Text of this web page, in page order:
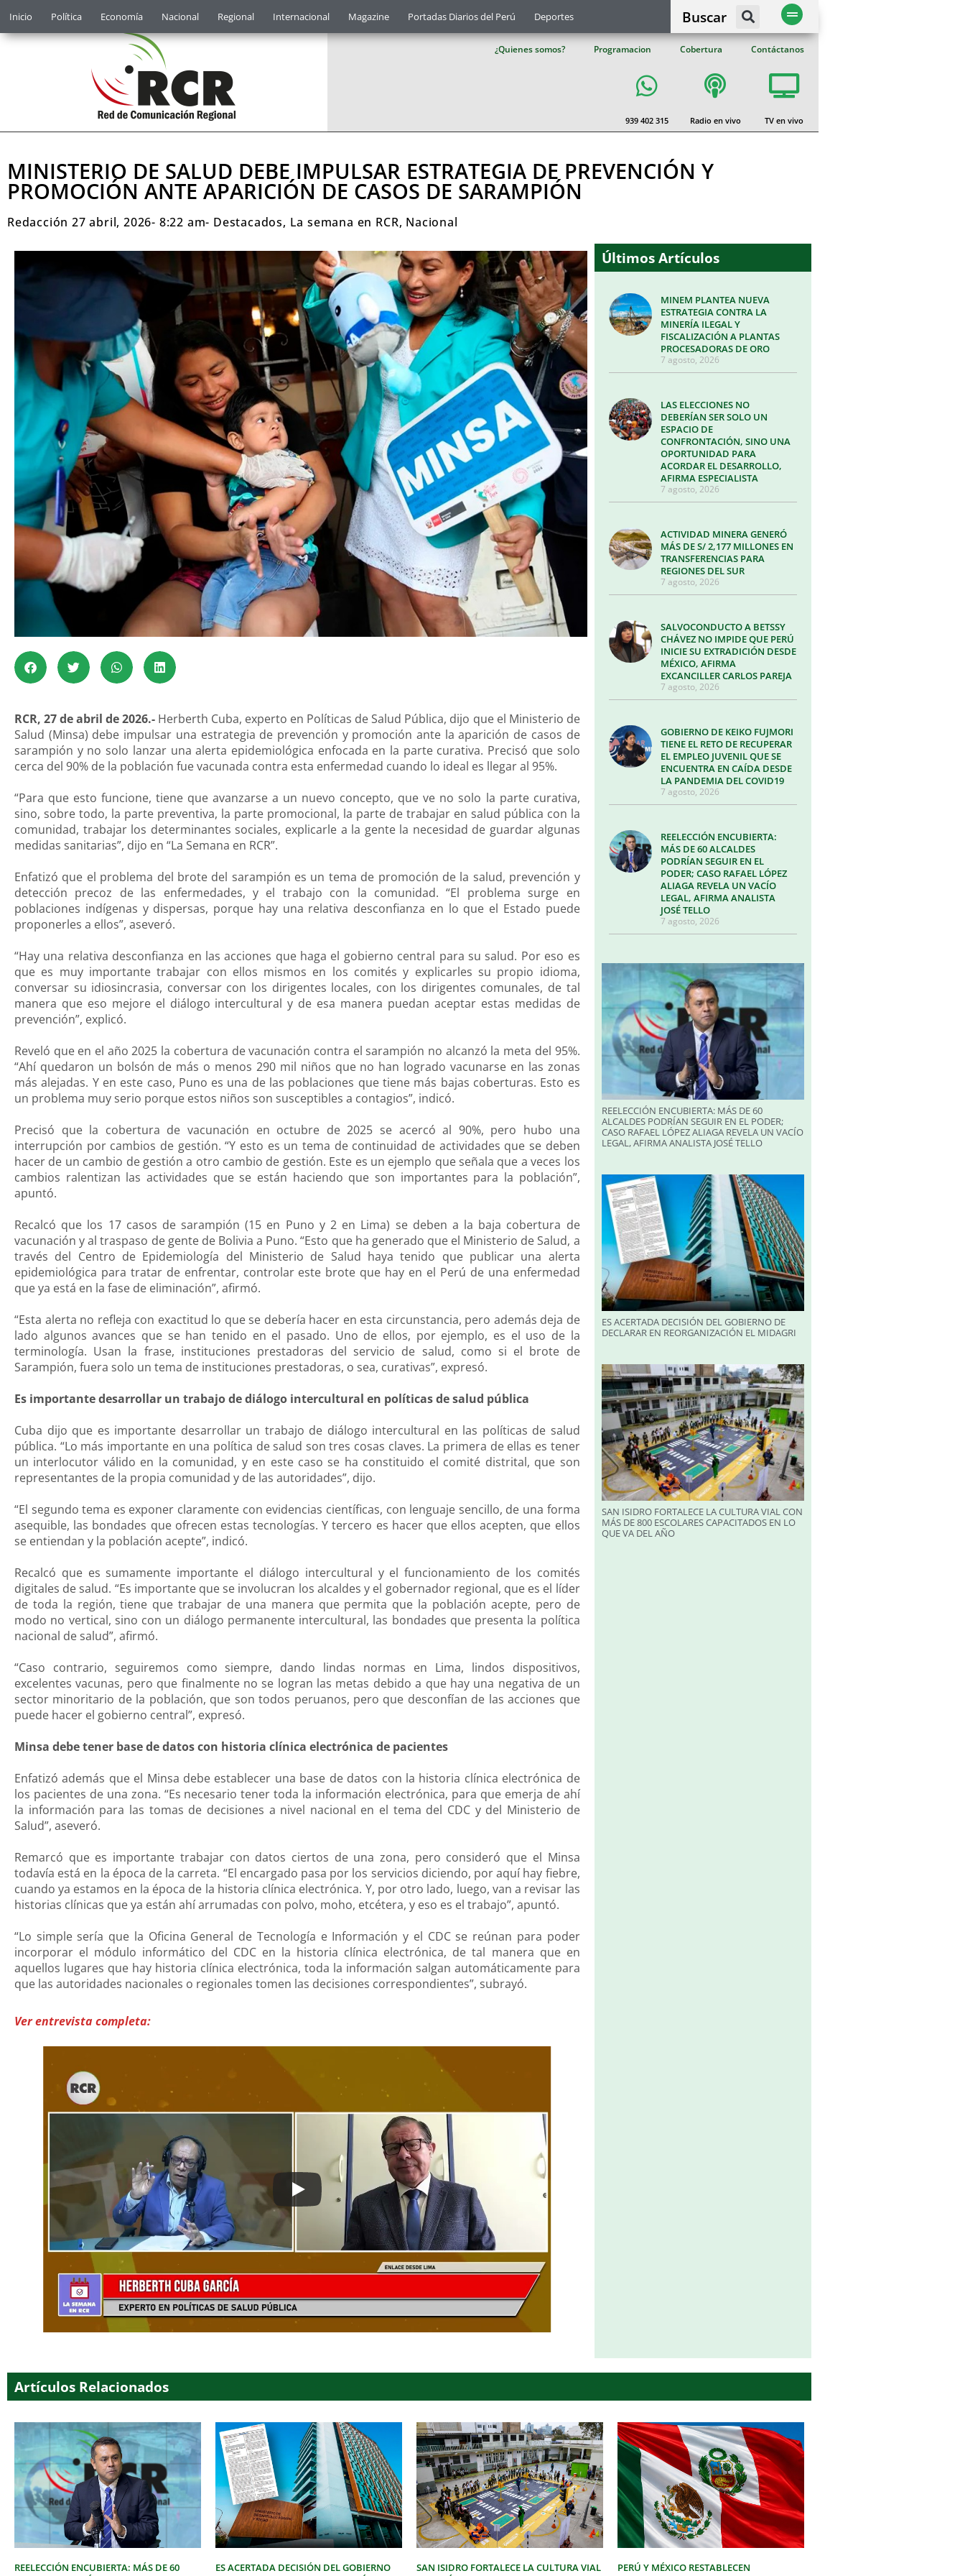
Inicio Política Economía Nacional Regional Internacional Magazine Portadas Diarios del Perú Deportes Buscar
¿Quienes somos? Programacion Cobertura Contáctanos
939 402 315 Radio en vivo TV en vivo
MINISTERIO DE SALUD DEBE IMPULSAR ESTRATEGIA DE PREVENCIÓN Y
PROMOCIÓN ANTE APARICIÓN DE CASOS DE SARAMPIÓN
Redacción 27 abril, 2026- 8:22 am- Destacados, La semana en RCR, Nacional
RCR, 27 de abril de 2026.- Herberth Cuba, experto en Políticas de Salud Pública, dijo que el Ministerio de
Salud (Minsa) debe impulsar una estrategia de prevención y promoción ante la aparición de casos de
sarampión y no solo lanzar una alerta epidemiológica enfocada en la parte curativa. Precisó que solo
cerca del 90% de la población fue vacunada contra esta enfermedad cuando lo ideal es llegar al 95%.
“Para que esto funcione, tiene que avanzarse a un nuevo concepto, que ve no solo la parte curativa,
sino, sobre todo, la parte preventiva, la parte promocional, la parte de trabajar en salud pública con la
comunidad, trabajar los determinantes sociales, explicarle a la gente la necesidad de guardar algunas
medidas sanitarias”, dijo en “La Semana en RCR”.
Enfatizó que el problema del brote del sarampión es un tema de promoción de la salud, prevención y
detección precoz de las enfermedades, y el trabajo con la comunidad. “El problema surge en
poblaciones indígenas y dispersas, porque hay una relativa desconfianza en lo que el Estado puede
proponerles a ellos”, aseveró.
“Hay una relativa desconfianza en las acciones que haga el gobierno central para su salud. Por eso es
que es muy importante trabajar con ellos mismos en los comités y explicarles su propio idioma,
conversar su idiosincrasia, conversar con los dirigentes locales, con los dirigentes comunales, de tal
manera que eso mejore el diálogo intercultural y de esa manera puedan aceptar estas medidas de
prevención”, explicó.
Reveló que en el año 2025 la cobertura de vacunación contra el sarampión no alcanzó la meta del 95%.
“Ahí quedaron un bolsón de más o menos 290 mil niños que no han logrado vacunarse en las zonas
más alejadas. Y en este caso, Puno es una de las poblaciones que tiene más bajas coberturas. Esto es
un problema muy serio porque estos niños son susceptibles a contagios”, indicó.
Precisó que la cobertura de vacunación en octubre de 2025 se acercó al 90%, pero hubo una
interrupción por cambios de gestión. “Y esto es un tema de continuidad de actividades que se deben
hacer de un cambio de gestión a otro cambio de gestión. Este es un ejemplo que señala que a veces los
cambios ralentizan las actividades que se están haciendo que son importantes para la población”,
apuntó.
Recalcó que los 17 casos de sarampión (15 en Puno y 2 en Lima) se deben a la baja cobertura de
vacunación y al traspaso de gente de Bolivia a Puno. “Esto que ha generado que el Ministerio de Salud, a
través del Centro de Epidemiología del Ministerio de Salud haya tenido que publicar una alerta
epidemiológica para tratar de enfrentar, controlar este brote que hay en el Perú de una enfermedad
que ya está en la fase de eliminación”, afirmó.
“Esta alerta no refleja con exactitud lo que se debería hacer en esta circunstancia, pero además deja de
lado algunos avances que se han tenido en el pasado. Uno de ellos, por ejemplo, es el uso de la
terminología. Usan la frase, instituciones prestadoras del servicio de salud, como si el brote de
Sarampión, fuera solo un tema de instituciones prestadoras, o sea, curativas”, expresó.
Es importante desarrollar un trabajo de diálogo intercultural en políticas de salud pública
Cuba dijo que es importante desarrollar un trabajo de diálogo intercultural en las políticas de salud
pública. “Lo más importante en una política de salud son tres cosas claves. La primera de ellas es tener
un interlocutor válido en la comunidad, y en este caso se ha constituido el comité distrital, que son
representantes de la propia comunidad y de las autoridades”, dijo.
“El segundo tema es exponer claramente con evidencias científicas, con lenguaje sencillo, de una forma
asequible, las bondades que ofrecen estas tecnologías. Y tercero es hacer que ellos acepten, que ellos
se entiendan y la población acepte”, indicó.
Recalcó que es sumamente importante el diálogo intercultural y el funcionamiento de los comités
digitales de salud. “Es importante que se involucran los alcaldes y el gobernador regional, que es el líder
de toda la región, tiene que trabajar de una manera que permita que la población acepte, pero de
modo no vertical, sino con un diálogo permanente intercultural, las bondades que presenta la política
nacional de salud”, afirmó.
“Caso contrario, seguiremos como siempre, dando lindas normas en Lima, lindos dispositivos,
excelentes vacunas, pero que finalmente no se logran las metas debido a que hay una negativa de un
sector minoritario de la población, que son todos peruanos, pero que desconfían de las acciones que
puede hacer el gobierno central”, expresó.
Minsa debe tener base de datos con historia clínica electrónica de pacientes
Enfatizó además que el Minsa debe establecer una base de datos con la historia clínica electrónica de
los pacientes de una zona. “Es necesario tener toda la información electrónica, para que emerja de ahí
la información para las tomas de decisiones a nivel nacional en el tema del CDC y del Ministerio de
Salud”, aseveró.
Remarcó que es importante trabajar con datos ciertos de una zona, pero consideró que el Minsa
todavía está en la época de la carreta. “El encargado pasa por los servicios diciendo, por aquí hay fiebre,
cuando ya estamos en la época de la historia clínica electrónica. Y, por otro lado, luego, van a revisar las
historias clínicas que ya están ahí arrumadas con polvo, moho, etcétera, y eso es el trabajo”, apuntó.
“Lo simple sería que la Oficina General de Tecnología e Información y el CDC se reúnan para poder
incorporar el módulo informático del CDC en la historia clínica electrónica, de tal manera que en
aquellos lugares que hay historia clínica electrónica, toda la información salgan automáticamente para
que las autoridades nacionales o regionales tomen las decisiones correspondientes”, subrayó.
Ver entrevista completa:
Últimos Artículos
MINEM PLANTEA NUEVA
ESTRATEGIA CONTRA LA
MINERÍA ILEGAL Y
FISCALIZACIÓN A PLANTAS
PROCESADORAS DE ORO
7 agosto, 2026
LAS ELECCIONES NO
DEBERÍAN SER SOLO UN
ESPACIO DE
CONFRONTACIÓN, SINO UNA
OPORTUNIDAD PARA
ACORDAR EL DESARROLLO,
AFIRMA ESPECIALISTA
7 agosto, 2026
ACTIVIDAD MINERA GENERÓ
MÁS DE S/ 2,177 MILLONES EN
TRANSFERENCIAS PARA
REGIONES DEL SUR
7 agosto, 2026
SALVOCONDUCTO A BETSSY
CHÁVEZ NO IMPIDE QUE PERÚ
INICIE SU EXTRADICIÓN DESDE
MÉXICO, AFIRMA
EXCANCILLER CARLOS PAREJA
7 agosto, 2026
GOBIERNO DE KEIKO FUJMORI
TIENE EL RETO DE RECUPERAR
EL EMPLEO JUVENIL QUE SE
ENCUENTRA EN CAÍDA DESDE
LA PANDEMIA DEL COVID19
7 agosto, 2026
REELECCIÓN ENCUBIERTA:
MÁS DE 60 ALCALDES
PODRÍAN SEGUIR EN EL
PODER; CASO RAFAEL LÓPEZ
ALIAGA REVELA UN VACÍO
LEGAL, AFIRMA ANALISTA
JOSÉ TELLO
7 agosto, 2026
REELECCIÓN ENCUBIERTA: MÁS DE 60
ALCALDES PODRÍAN SEGUIR EN EL PODER;
CASO RAFAEL LÓPEZ ALIAGA REVELA UN VACÍO
LEGAL, AFIRMA ANALISTA JOSÉ TELLO
ES ACERTADA DECISIÓN DEL GOBIERNO DE
DECLARAR EN REORGANIZACIÓN EL MIDAGRI
SAN ISIDRO FORTALECE LA CULTURA VIAL CON
MÁS DE 800 ESCOLARES CAPACITADOS EN LO
QUE VA DEL AÑO
Artículos Relacionados
REELECCIÓN ENCUBIERTA: MÁS DE 60
ES ACERTADA DECISIÓN DEL GOBIERNO
SAN ISIDRO FORTALECE LA CULTURA VIAL
PERÚ Y MÉXICO RESTABLECEN